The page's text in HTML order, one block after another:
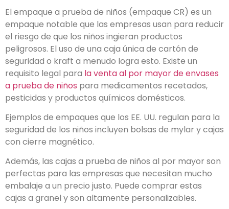
El empaque a prueba de niños (empaque CR) es un
empaque notable que las empresas usan para reducir
el riesgo de que los niños ingieran productos
peligrosos. El uso de una caja única de cartón de
seguridad o kraft a menudo logra esto. Existe un
requisito legal para la venta al por mayor de envases
a prueba de niños para medicamentos recetados,
pesticidas y productos químicos domésticos.
Ejemplos de empaques que los EE. UU. regulan para la
seguridad de los niños incluyen bolsas de mylar y cajas
con cierre magnético.
Además, las cajas a prueba de niños al por mayor son
perfectas para las empresas que necesitan mucho
embalaje a un precio justo. Puede comprar estas
cajas a granel y son altamente personalizables.